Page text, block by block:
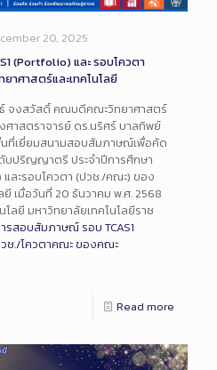
20, 2025
(Portfolio) และ รอบโควตา
าศาสตร์และเทคโนโลยี
จงสวัสดิ์ คณบดีคณะวิทยาศาสตร์
ศาสตราจารย์ ดร.นริศร์ บาลทิพย์
ที่เยี่ยมสนามสอบสัมภาษณ์เพื่อคัด
บปริญญาตรี ประจำปีการศึกษา
และรอบโควตา (ปวช./คณะ) ของ
เมื่อวันที่ 20 ธันวาคม พ.ศ. 2568
ลยี มหาวิทยาลัยเทคโนโลยีราช
รสอบสัมภาษณ์ รอบ TCAS1
ช./โควตาคณะ ของคณะ
Read more